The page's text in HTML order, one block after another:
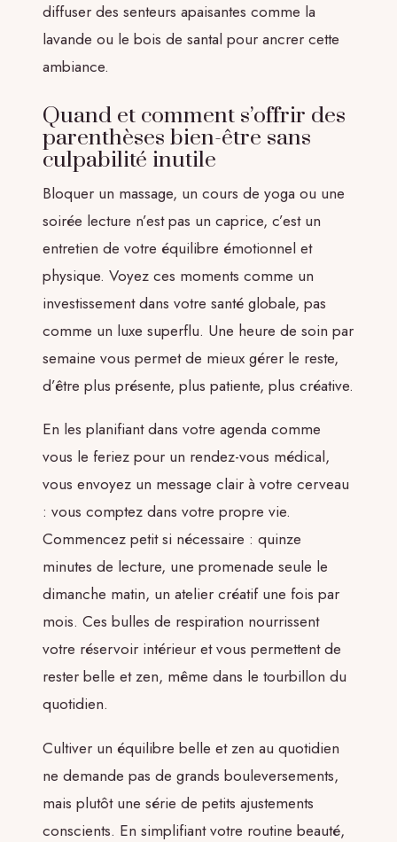
diffuser des senteurs apaisantes comme la
lavande ou le bois de santal pour ancrer cette
ambiance.
Quand et comment s’offrir des
parenthèses bien-être sans
culpabilité inutile
Bloquer un massage, un cours de yoga ou une
soirée lecture n’est pas un caprice, c’est un
entretien de votre équilibre émotionnel et
physique. Voyez ces moments comme un
investissement dans votre santé globale, pas
comme un luxe superflu. Une heure de soin par
semaine vous permet de mieux gérer le reste,
d’être plus présente, plus patiente, plus créative.
En les planifiant dans votre agenda comme
vous le feriez pour un rendez-vous médical,
vous envoyez un message clair à votre cerveau
: vous comptez dans votre propre vie.
Commencez petit si nécessaire : quinze
minutes de lecture, une promenade seule le
dimanche matin, un atelier créatif une fois par
mois. Ces bulles de respiration nourrissent
votre réservoir intérieur et vous permettent de
rester belle et zen, même dans le tourbillon du
quotidien.
Cultiver un équilibre belle et zen au quotidien
ne demande pas de grands bouleversements,
mais plutôt une série de petits ajustements
conscients. En simplifiant votre routine beauté,